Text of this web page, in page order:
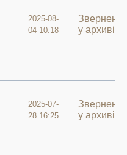
2025-08-
04 10:18
у архиві
2025-07-
28 16:25
у архиві